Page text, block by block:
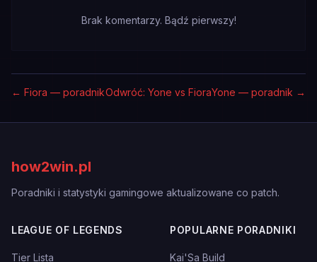
Brak komentarzy. Bądź pierwszy!
← Fiora — poradnikOdwróć: Yone vs FioraYone — poradnik →
how2win.pl
Poradniki i statystyki gamingowe aktualizowane co patch.
LEAGUE OF LEGENDS
Tier Lista
POPULARNE PORADNIKI
Kai'Sa Build